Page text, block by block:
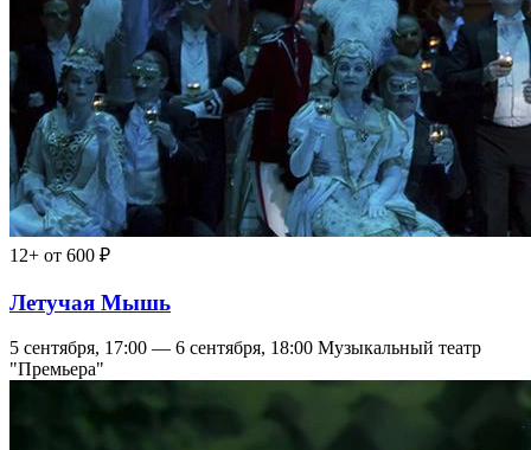
12+ от 600 ₽
Летучая Мышь
5 сентября, 17:00 — 6 сентября, 18:00 Музыкальный театр
"Премьера"